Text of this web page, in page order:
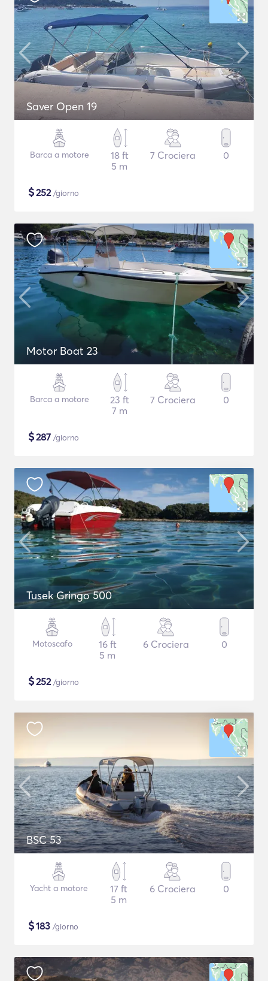
Saver Open 19
Barca a motore
18 ft
5 m
7 Crociera 0
$252/giorno
Motor Boat 23
Barca a motore
23 ft
7 m
7 Crociera 0
$287 /giorno
Tusek Gringo 500
Motoscafo
16 ft
5 m
6 Crociera 0
$252/giorno
BSC 53
Yacht a motore
17 ft
5 m
6 Crociera 0
$183 /giorno